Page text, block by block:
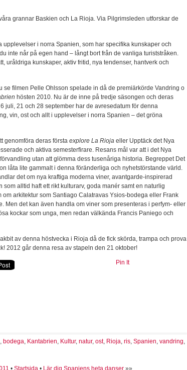
grannar Baskien och La Rioja. Via Pilgrimsleden utforskar de
upplevelser i norra Spanien, som har specifika kunskaper och
inte når på egen hand – långt bort från de vanliga turiststråken.
uråldriga kunskaper, aktiv fritid, nya tendenser, hantverk och
se filmen Pelle Ohlsson spelade in då de premiärkörde Vandring o
hösten 2010. Nu är de inne på tredje säsongen och deras
juli, 21 och 28 september har de avresedatum för denna
vin, ost och allt i upplevelser i norra Spanien – det gröna
genomföra deras första explore La Rioja eller Upptäck det Nya
och aktiva semesterfirare. Resans mål var att i det Nya
utan att glömma dess tusenåriga historia. Begreppet Det
låta lite gammalt i denna föränderliga och nyhetstörstande värld.
det om nya kraftiga moderna viner, avantgarde-inspirerad
som alltid haft ett rikt kulturarv, goda manér samt en naturlig
arkitektur som Santiago Calatravas Ysios-bodega eller Frank
Men det kan även handla om viner som presenteras i perfym- eller
kockar som unga, men redan välkända Francis Paniego och
av denna höstvecka i Rioja då de fick skörda, trampa och prova
2012 går denna resa av stapeln den 21 oktober!
Pin It
, bodega, Kantabrien, Kultur, natur, ost, Rioja, ris, Spanien, vandring,
• Startsida • Lär dig Spaniens heta danser »»